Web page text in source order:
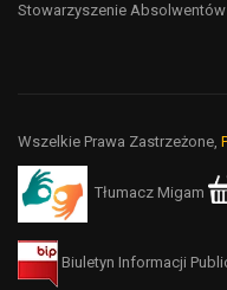
Stowarzyszenie Absolwentów
Wszelkie Prawa Zastrzeżone,
Tłumacz Migam
Biuletyn Informacji